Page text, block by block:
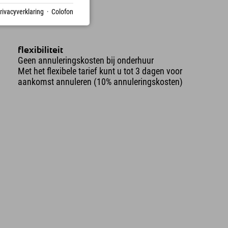
flexibiliteit
Geen annuleringskosten bij onderhuur
Met het flexibele tarief kunt u tot 3 dagen voor
aankomst annuleren (10% annuleringskosten)
· Colofon